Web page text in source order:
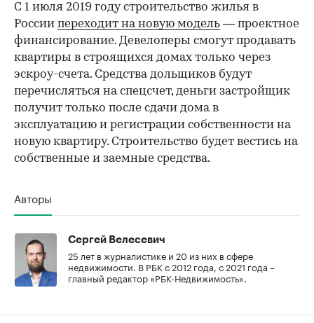
С 1 июля 2019 году строительство жилья в
России переходит на новую модель — проектное
финансирование. Девелоперы смогут продавать
квартиры в строящихся домах только через
эскроу-счета. Средства дольщиков будут
перечисляться на спецсчет, деньги застройщик
получит только после сдачи дома в
эксплуатацию и регистрации собственности на
новую квартиру. Строительство будет вестись на
собственные и заемные средства.
Авторы
Сергей Велесевич
25 лет в журналистике и 20 из них в сфере
недвижимости. В РБК с 2012 года, с 2021 года –
главный редактор «РБК-Недвижимость».